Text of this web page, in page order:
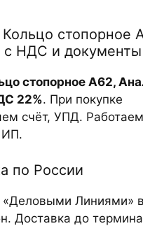
стопорное
с НДС и документы
стопорное А62,
22%. При покупке
счёт, УПД.
по России
Линиями» в
Доставка до